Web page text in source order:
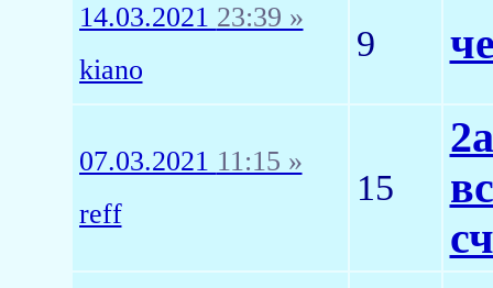
14.03.2021 23:39 »
kiano
9
07.03.2021 11:15 »
reff
15